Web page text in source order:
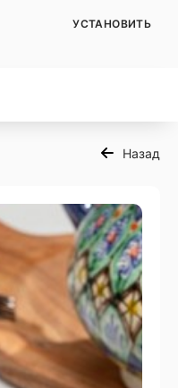
Назад
УСТАНОВИТЬ